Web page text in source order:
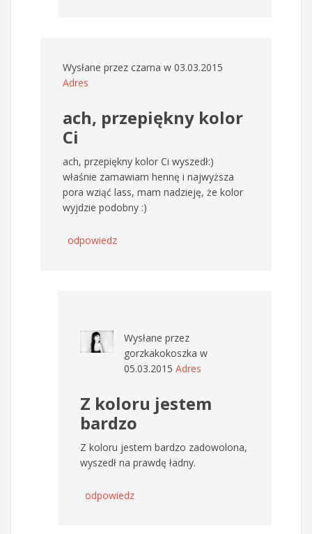
Wysłane przez czarna w 03.03.2015
Adres
ach, przepiękny kolor
Ci
ach, przepiękny kolor Ci wyszedł:)
właśnie zamawiam hennę i najwyższa
pora wziąć lass, mam nadzieję, że kolor
wyjdzie podobny :)
odpowiedz
Wysłane przez
gorzkakokoszka w
05.03.2015 Adres
Z koloru jestem
bardzo
Z koloru jestem bardzo zadowolona,
wyszedł na prawdę ładny.
odpowiedz